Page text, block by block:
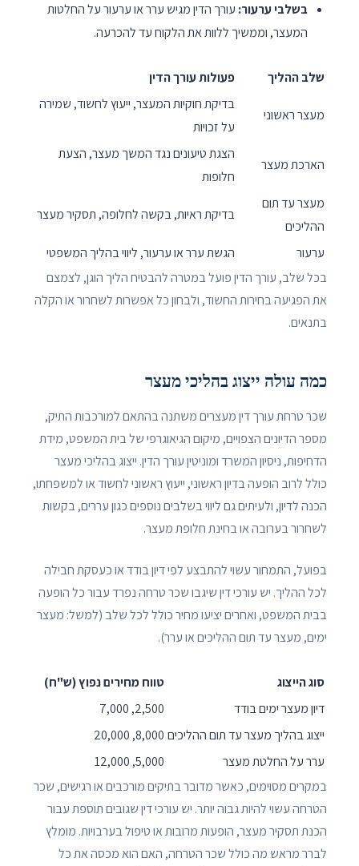
בשלבי ערעור: עורך הדין מגיש ערר או ערעור על החלטות
המעצר, וממשיך ללוות את הלקוח עד להכרעה.
שלב ההליך פעולות עורך הדין
מעצר ראשוני
בדיקת חוקיות המעצר, ייעוץ לחשוד, שמירה
על זכויות
הארכת מעצר
הצגת טיעונים נגד המשך מעצר, הצעת
חלופות
מעצר עד תום
ההליכים
בדיקת ראיות, בקשה לחלופה, תסקיר מעצר
ערעור
הגשת ערר או ערעור, ליווי בהליך המשפטי
בכל שלב, עורך הדין פועל במטרה להבטיח הליך הוגן, לצמצם
את הפגיעה בחירות החשוד, ולבחון כל אפשרות לשחרור או הקלה
בתנאים.
כמה עולה ייצוג בהליכי מעצר
שכר טרחת עורך דין מעצרים משתנה בהתאם למורכבות התיק,
מספר הדיונים הצפויים, מיקום הגיאוגרפי של בית המשפט, מידת
הדחיפות, ניסיון המשרד ומוניטין עורך הדין. ייצוג בהליכי מעצר
כולל לרוב הופעה בדיון ראשוני, ייעוץ ראשוני לחשוד או למשפחתו,
הכנה לדיון, ולעיתים גם ליווי בשלבים נוספים כגון עררים, בקשות
לשחרור בערובה או בחינת חלופת מעצר.
בפועל, התמחור עשוי להתבצע לפי דיון בודד או כעסקת חבילה
לכל ההליך. יש עורכי דין שיגבו שכר טרחה נפרד עבור כל הופעה
בבית המשפט, ואחרים יציעו מחיר כולל לכל שלב (למשל: מעצר
ימים, מעצר עד תום ההליכים או ערר).
סוג הייצוג
טווח מחירים נפוץ (ש"ח)
דיון מעצר ימים בודד
2,500, 7,000
ייצוג בהליך מעצר עד תום ההליכים 8,000, 20,000
ערר על החלטת מעצר
5,000, 12,000
במקרים מסוימים, כאשר מדובר בתיקים מורכבים או רגישים, שכר
הטרחה עשוי להיות גבוה יותר. יש עורכי דין שגובים תוספת עבור
הכנת תסקיר מעצר, הופעות מרובות או טיפול בערבויות. מומלץ
לברר מראש מה כולל שכר הטרחה, האם הוא מכסה את כל